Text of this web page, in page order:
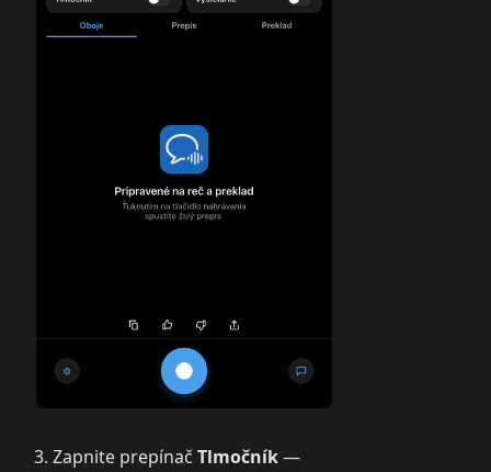
Zapnite prepínač Tlmočník—